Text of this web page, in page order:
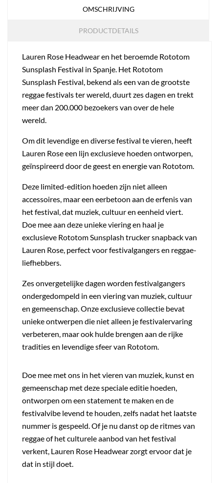
OMSCHRIJVING
PRODUCTDETAILS
Lauren Rose Headwear en het beroemde Rototom
Sunsplash Festival in Spanje. Het Rototom
Sunsplash Festival, bekend als een van de grootste
reggae festivals ter wereld, duurt zes dagen en trekt
meer dan 200.000 bezoekers van over de hele
wereld.
Om dit levendige en diverse festival te vieren, heeft
Lauren Rose een lijn exclusieve hoeden ontworpen,
geïnspireerd door de geest en energie van Rototom.
Deze limited-edition hoeden zijn niet alleen
accessoires, maar een eerbetoon aan de erfenis van
het festival, dat muziek, cultuur en eenheid viert.
Doe mee aan deze unieke viering en haal je
exclusieve Rototom Sunsplash trucker snapback van
Lauren Rose, perfect voor festivalgangers en reggae-
liefhebbers.
Zes onvergetelijke dagen worden festivalgangers
ondergedompeld in een viering van muziek, cultuur
en gemeenschap. Onze exclusieve collectie bevat
unieke ontwerpen die niet alleen je festivalervaring
verbeteren, maar ook hulde brengen aan de rijke
tradities en levendige sfeer van Rototom.
Doe mee met ons in het vieren van muziek, kunst en
gemeenschap met deze speciale editie hoeden,
ontworpen om een statement te maken en de
festivalvibe levend te houden, zelfs nadat het laatste
nummer is gespeeld. Of je nu danst op de ritmes van
reggae of het culturele aanbod van het festival
verkent, Lauren Rose Headwear zorgt ervoor dat je
dat in stijl doet.